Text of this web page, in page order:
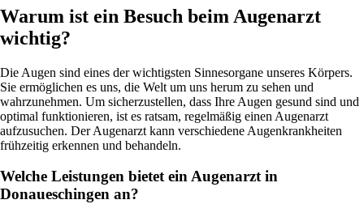
Warum ist ein Besuch beim Augenarzt
wichtig?
Die Augen sind eines der wichtigsten Sinnesorgane unseres Körpers.
Sie ermöglichen es uns, die Welt um uns herum zu sehen und
wahrzunehmen. Um sicherzustellen, dass Ihre Augen gesund sind und
optimal funktionieren, ist es ratsam, regelmäßig einen Augenarzt
aufzusuchen. Der Augenarzt kann verschiedene Augenkrankheiten
frühzeitig erkennen und behandeln.
Welche Leistungen bietet ein Augenarzt in
Donaueschingen an?